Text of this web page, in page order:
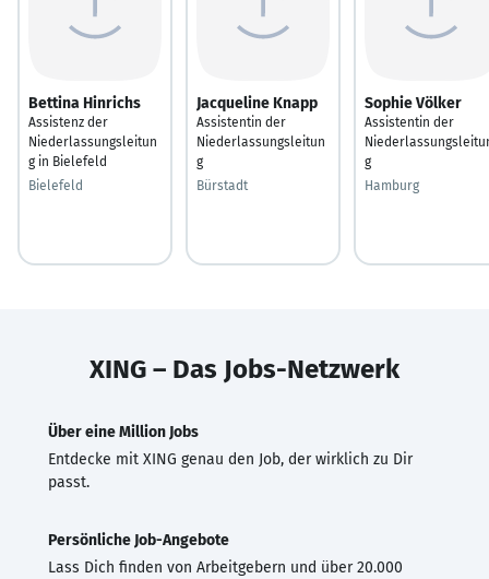
Bettina Hinrichs
Assistenz der
Niederlassungsleitun
g in Bielefeld
Bielefeld
Jacqueline Knapp
Assistentin der
Niederlassungsleitun
g
Bürstadt
Sophie Völker
Assistentin der
g
Hamburg
XING – Das Jobs-Netzwerk
Über eine Million Jobs
Entdecke mit XING genau den Job, der wirklich zu Dir
passt.
Persönliche Job-Angebote
Lass Dich finden von Arbeitgebern und über 20.000